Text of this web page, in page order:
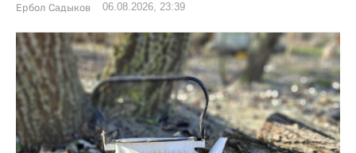
Ербол Садыков 06.08.2026, 23:39